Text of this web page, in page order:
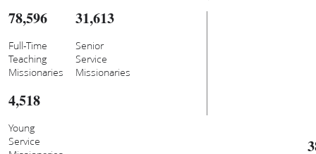
78,596
Full-Time
Teaching
Missionaries
31,613
Senior
Service
Missionaries
4,518
Young
Service